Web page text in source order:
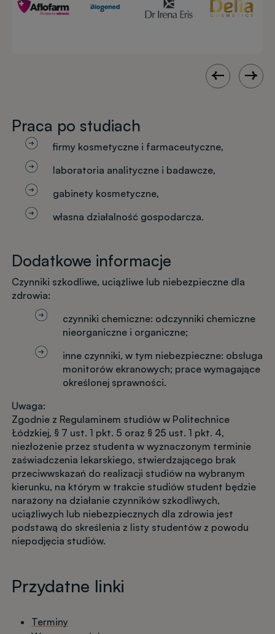
Praca po studiach
firmy kosmetyczne i farmaceutyczne,
laboratoria analityczne i badawcze,
gabinety kosmetyczne,
własna działalność gospodarcza.
Dodatkowe informacje
Czynniki szkodliwe, uciążliwe lub niebezpieczne dla
zdrowia:
czynniki chemiczne: odczynniki chemiczne
nieorganiczne i organiczne;
inne czynniki, w tym niebezpieczne: obsługa
monitorów ekranowych; prace wymagające
określonej sprawności.
Uwaga:
Zgodnie z Regulaminem studiów w Politechnice
Łódzkiej, § 7 ust. 1 pkt. 5 oraz § 25 ust. 1 pkt. 4,
niezłożenie przez studenta w wyznaczonym terminie
zaświadczenia lekarskiego, stwierdzającego brak
przeciwwskazań do realizacji studiów na wybranym
kierunku, na którym w trakcie studiów student będzie
narażony na działanie czynników szkodliwych,
uciążliwych lub niebezpiecznych dla zdrowia jest
podstawą do skreślenia z listy studentów z powodu
niepodjęcia studiów.
Przydatne linki
Terminy